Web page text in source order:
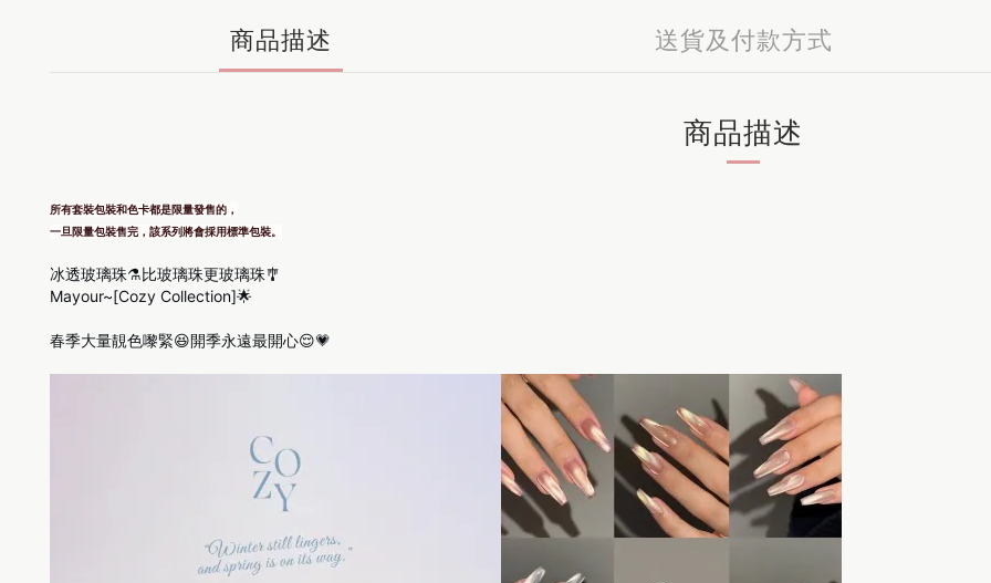
商品描述 送貨及付款方式
商品描述
所有套裝包裝和色卡都是限量發售的，
一旦限量包裝售完，該系列將會採用標準包裝。
冰透玻璃珠⚗️比玻璃珠更玻璃珠🎐
Mayour~[Cozy Collection]🌟
春季大量靚色嚟緊😆開季永遠最開心😌💗